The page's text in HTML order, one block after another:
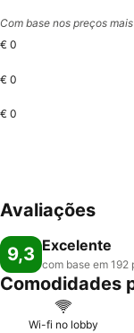
Com base nos preços
€ 0
€ 0
€ 0
Avaliações
9,3 Excelente
com base em
Comodidades
Wi-fi no lobby